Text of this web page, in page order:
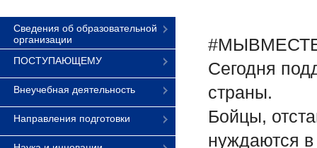
Сведения об образовательной
организации
ПОСТУПАЮЩЕМУ
Внеучебная деятельность
Направления подготовки
Сегодня
страны.
Бойцы,
нуждаются